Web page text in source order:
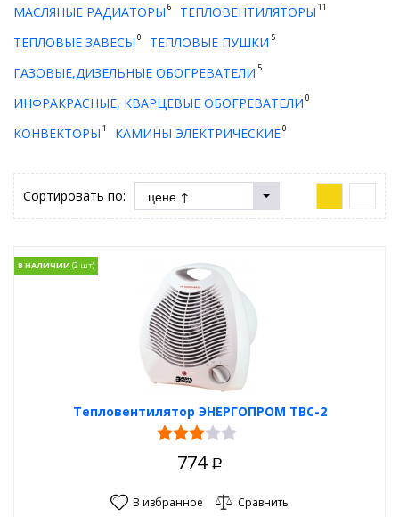
МАСЛЯНЫЕ РАДИАТОРЫ 6 ТЕПЛОВЕНТИЛЯТОРЫ 11
ТЕПЛОВЫЕ ЗАВЕСЫ 0 ТЕПЛОВЫЕ ПУШКИ 5
ГАЗОВЫЕ,ДИЗЕЛЬНЫЕ ОБОГРЕВАТЕЛИ 5
ИНФРАКРАСНЫЕ, КВАРЦЕВЫЕ ОБОГРЕВАТЕЛИ 0
КОНВЕКТОРЫ 1 КАМИНЫ ЭЛЕКТРИЧЕСКИЕ0
Сортировать по:
Тепловентилятор ЭНЕРГОПРОМ ТВС-2
В НАЛИЧИИ
774 Р
В избранное Сравнить